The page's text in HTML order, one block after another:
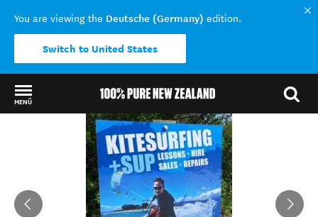
You are viewing the Deutsche (Germany) edition.
Switch to United States
MENÜ
Back to my results